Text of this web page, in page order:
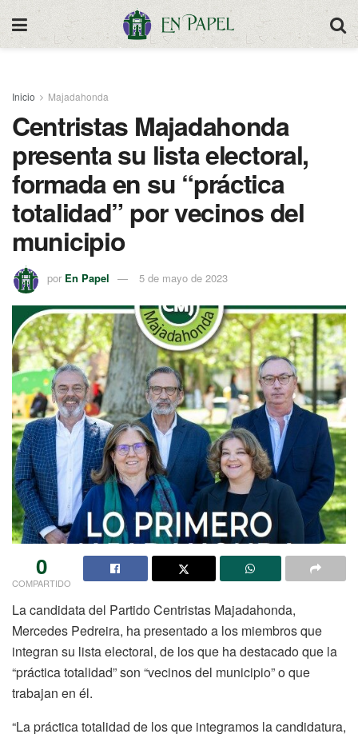
Inicio Majadahonda
Centristas Majadahonda
presenta su lista electoral,
formada en su “práctica
totalidad” por vecinos del
municipio
por En Papel 5 de mayo de 2023
0
COMPARTIDO
La candidata del Partido Centristas Majadahonda,
Mercedes Pedreira, ha presentado a los miembros que
integran su lista electoral, de los que ha destacado que la
“práctica totalidad” son “vecinos del municipio” o que
trabajan en él.
“La práctica totalidad de los que integramos la candidatura,